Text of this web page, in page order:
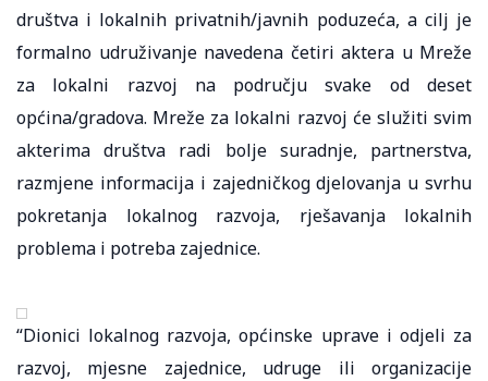
društva i lokalnih privatnih/javnih poduzeća, a cilj je
formalno udruživanje navedena četiri aktera u Mreže
za lokalni razvoj na području svake od deset
općina/gradova. Mreže za lokalni razvoj će služiti svim
akterima društva radi bolje suradnje, partnerstva,
razmjene informacija i zajedničkog djelovanja u svrhu
pokretanja lokalnog razvoja, rješavanja lokalnih
problema i potreba zajednice.
“Dionici lokalnog razvoja, općinske uprave i odjeli za
razvoj, mjesne zajednice, udruge ili organizacije